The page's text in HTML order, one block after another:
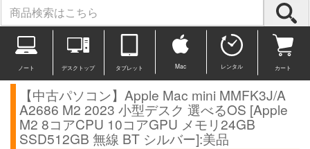
ノート デスクトップ タブレット Mac レンタル カート
【中古パソコン】Apple Mac mini MMFK3J/A
A2686 M2 2023 小型デスク 選べるOS [Apple
M2 8コアCPU 10コアGPU メモリ24GB
SSD512GB 無線 BT シルバー]:美品